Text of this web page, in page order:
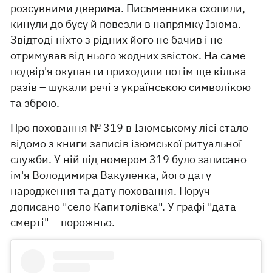
розсувними дверима. Письменника схопили,
кинули до бусу й повезли в напрямку Ізюма.
Звідтоді ніхто з рідних його не бачив і не
отримував від нього жодних звісток. На саме
подвір'я окупанти приходили потім ще кілька
разів – шукали речі з українською символікою
та зброю.
Про поховання № 319 в Ізюмському лісі стало
відомо з книги записів ізюмської ритуальної
служби. У ній під номером 319 було записано
ім'я Володимира Вакуленка, його дату
народження та дату поховання. Поруч
дописано "село Капитолівка". У графі "дата
смерті" – порожньо.